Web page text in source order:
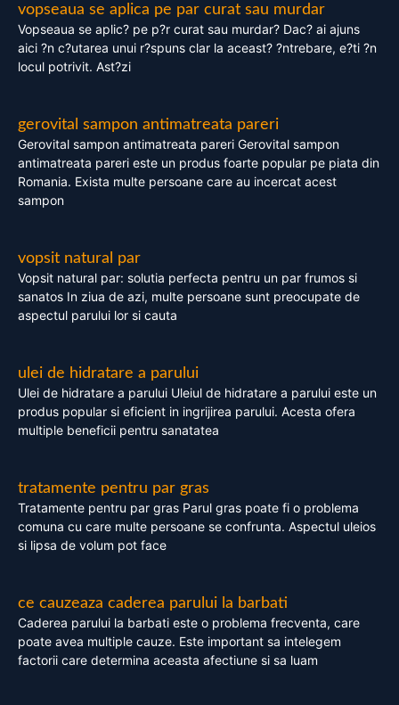
vopseaua se aplica pe par curat sau murdar
Vopseaua se aplic? pe p?r curat sau murdar? Dac? ai ajuns
aici ?n c?utarea unui r?spuns clar la aceast? ?ntrebare, e?ti ?n
locul potrivit. Ast?zi
gerovital sampon antimatreata pareri
Gerovital sampon antimatreata pareri Gerovital sampon
antimatreata pareri este un produs foarte popular pe piata din
Romania. Exista multe persoane care au incercat acest
sampon
vopsit natural par
Vopsit natural par: solutia perfecta pentru un par frumos si
sanatos In ziua de azi, multe persoane sunt preocupate de
aspectul parului lor si cauta
ulei de hidratare a parului
Ulei de hidratare a parului Uleiul de hidratare a parului este un
produs popular si eficient in ingrijirea parului. Acesta ofera
multiple beneficii pentru sanatatea
tratamente pentru par gras
Tratamente pentru par gras Parul gras poate fi o problema
comuna cu care multe persoane se confrunta. Aspectul uleios
si lipsa de volum pot face
ce cauzeaza caderea parului la barbati
Caderea parului la barbati este o problema frecventa, care
poate avea multiple cauze. Este important sa intelegem
factorii care determina aceasta afectiune si sa luam